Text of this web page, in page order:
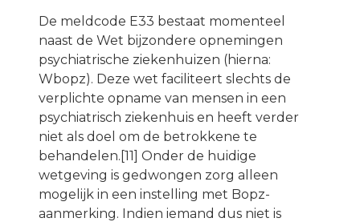
De meldcode E33 bestaat momenteel
naast de Wet bijzondere opnemingen
psychiatrische ziekenhuizen (hierna:
Wbopz). Deze wet faciliteert slechts de
verplichte opname van mensen in een
psychiatrisch ziekenhuis en heeft verder
niet als doel om de betrokkene te
behandelen.[11] Onder de huidige
wetgeving is gedwongen zorg alleen
mogelijk in een instelling met Bopz-
aanmerking. Indien iemand dus niet is